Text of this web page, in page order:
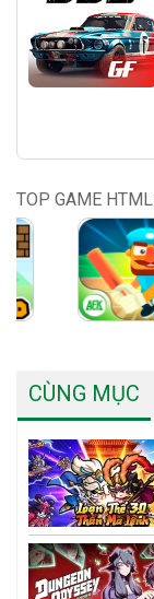
TOP GAME
CÙNG MỤC